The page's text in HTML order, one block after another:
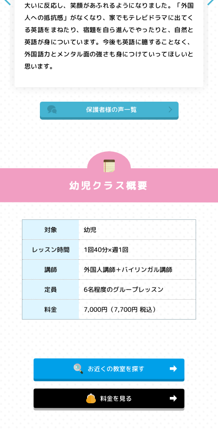
大いに反応し、笑顔があふれるようになりました。「外国
人への抵抗感」がなくなり、家でもテレビドラマに出てく
る英語をまねたり、宿題を自ら進んでやったりと、自然と
英語が身についています。今後も英語に臆することなく、
外国語力とメンタル面の強さも身につけていってほしいと
思います。
保護者様の声一覧
幼児クラス概要
対象 幼児
レッスン時間 1回40分×週1回
講師 外国人講師＋バイリンガル講師
定員 6名程度のグループレッスン
料金 7,000円（7,700円 税込）
お近くの教室を探す
料金を見る